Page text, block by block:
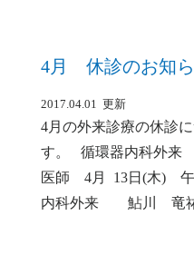
4月 休診のお知
2017.04.01 更新
4月の外来診療の休診
す。 循環器内
医師 4月 13日(木) 午
内科外来 鮎川 竜